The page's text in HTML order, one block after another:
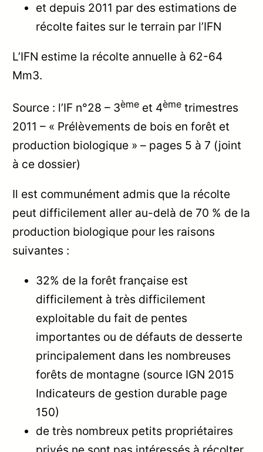
et depuis 2011 par des estimations de
récolte faites sur le terrain par l’IFN
L’IFN estime la récolte annuelle à 62-64
Mm3.
Source : l’IF n°28 – 3ème et 4ème trimestres
2011 – « Prélèvements de bois en forêt et
production biologique » – pages 5 à 7 (joint
à ce dossier)
Il est communément admis que la récolte
peut difficilement aller au-delà de 70 % de la
production biologique pour les raisons
suivantes :
32% de la forêt française est
difficilement à très difficilement
exploitable du fait de pentes
importantes ou de défauts de desserte
principalement dans les nombreuses
forêts de montagne (source IGN 2015
Indicateurs de gestion durable page
150)
de très nombreux petits propriétaires